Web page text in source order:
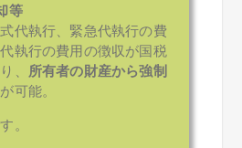
等
代執行、緊急代執行の費
執行の費用の徴収が国税
、 所有者の財産から強制
可能。
。